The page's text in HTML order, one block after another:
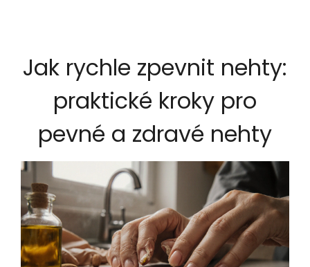
Jak rychle zpevnit nehty:
praktické kroky pro
pevné a zdravé nehty